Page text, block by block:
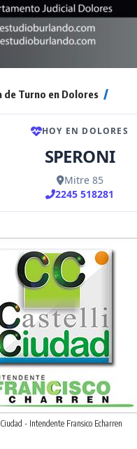
de Turno en Dolores
- Intendente Fransico Echarren